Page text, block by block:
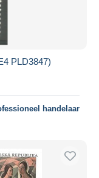
PLD3847)
handelaar